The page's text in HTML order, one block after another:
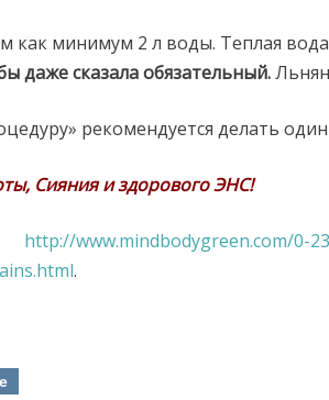
как минимум 2 л воды. Теплая
даже сказала обязательный.
рекомендуется делать один
Сияния и здорового ЭНС!
http://www.mindbodygreen.com/0-
.